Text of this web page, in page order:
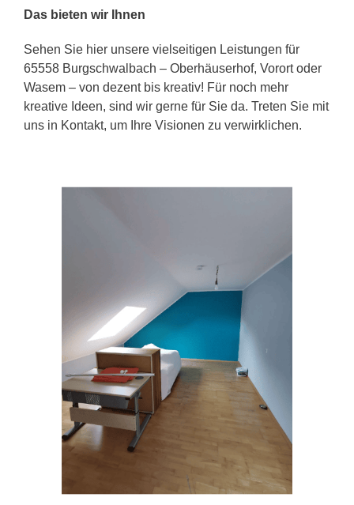
Das bieten wir Ihnen
Sehen Sie hier unsere vielseitigen Leistungen für
65558 Burgschwalbach – Oberhäuserhof, Vorort oder
Wasem – von dezent bis kreativ! Für noch mehr
kreative Ideen, sind wir gerne für Sie da. Treten Sie mit
uns in Kontakt, um Ihre Visionen zu verwirklichen.